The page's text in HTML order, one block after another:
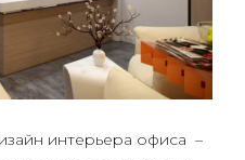
интерьера офиса –